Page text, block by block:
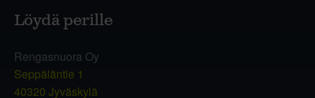
Löydä perille
Rengasnuora Oy
Seppäläntie 1
40320 Jyväskylä